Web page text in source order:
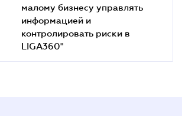
малому бизнесу управлять
информацией и
контролировать риски в
LIGA360"